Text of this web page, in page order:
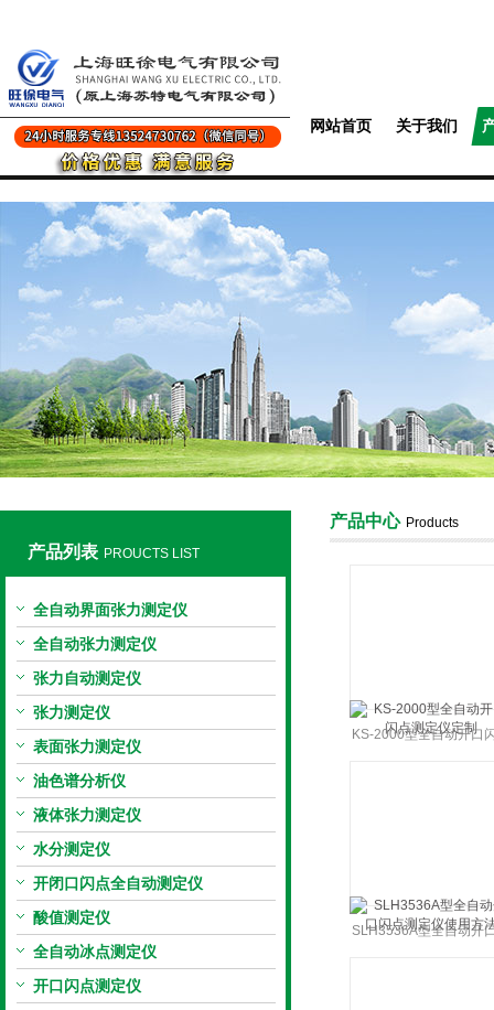
网站首页 关于我们
产品列表 PROUCTS LIST
全自动界面张力测定仪
全自动张力测定仪
张力自动测定仪
张力测定仪
表面张力测定仪
油色谱分析仪
液体张力测定仪
水分测定仪
开闭口闪点全自动测定仪
酸值测定仪
全自动冰点测定仪
开口闪点测定仪
产品中心 Products
KS-2000型全自动开口
SLH3536A型全自动开